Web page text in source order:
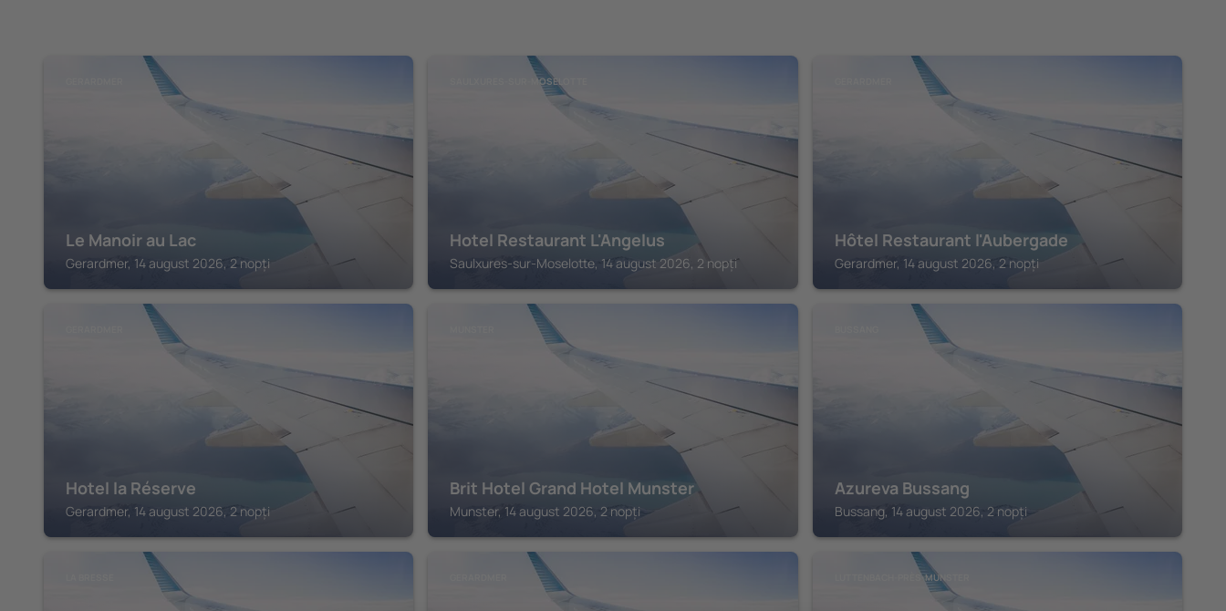
Le Manoir au Lac
Gerardmer, 14 august 2026, 2 nopți
SAULXURES-SUR-MOSELOTTE
Hotel Restaurant L'Angelus
Saulxures-sur-Moselotte, 14 august 2026, 2 nopți
Hôtel Restaurant l'Aubergade
Gerardmer, 14 august 2026, 2 nopți
Hotel la Réserve
Gerardmer, 14 august 2026, 2 nopți
Brit Hotel Grand Hotel Munster
Munster, 14 august 2026, 2 nopți
Azureva Bussang
Bussang, 14 august 2026, 2 nopți
LUTTENBACH-PRÈS-MUNSTER